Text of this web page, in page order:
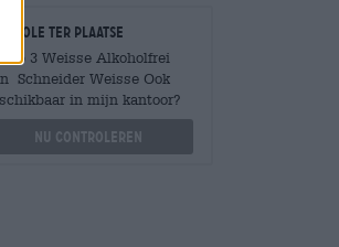
ter plaatse
3 Weisse Alkoholfrei
Schneider Weisse Ook
in mijn kantoor?
Nu controleren